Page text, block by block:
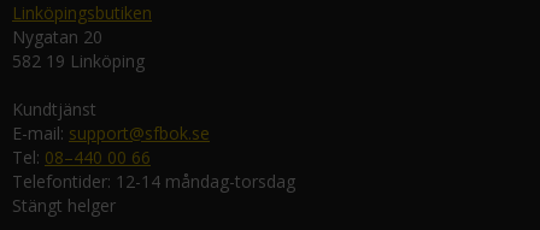
Linköpingsbutiken
Nygatan 20
582 19 Linköping
Kundtjänst
E-mail: support@sfbok.se
Tel: 08–440 00 66
Telefontider: 12-14 måndag-torsdag
Stängt helger